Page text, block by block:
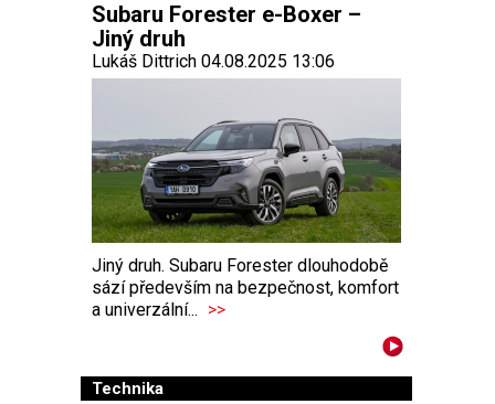
Subaru Forester e-Boxer –
Jiný druh
Lukáš Dittrich 04.08.2025 13:06
Jiný druh. Subaru Forester dlouhodobě
sází především na bezpečnost, komfort
a univerzální... >>
Technika